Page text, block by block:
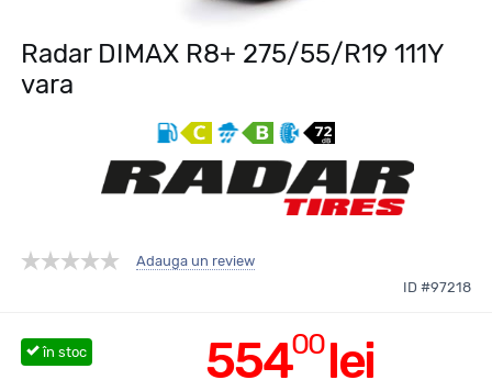
Radar DIMAX R8+ 275/55/R19 111Y
vara
Adauga un review
ID #97218
55400lei
în stoc